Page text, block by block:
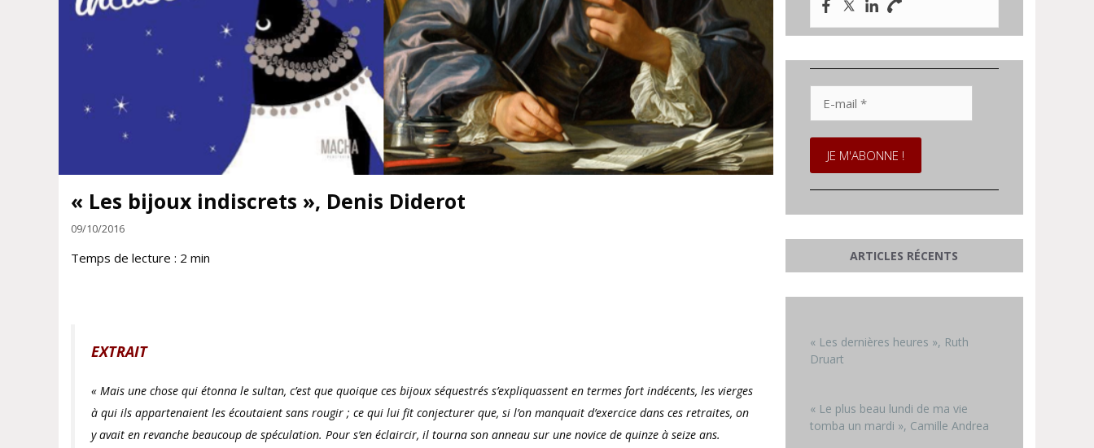
« Les bijoux indiscrets », Denis Diderot
09/10/2016
Temps de lecture : 2 min
EXTRAIT
« Mais une chose qui étonna le sultan, c’est que quoique ces bijoux séquestrés s’expliquassent en termes fort indécents, les vierges
à qui ils appartenaient les écoutaient sans rougir ; ce qui lui fit conjecturer que, si l’on manquait d’exercice dans ces retraites, on
y avait en revanche beaucoup de spéculation. Pour s’en éclaircir, il tourna son anneau sur une novice de quinze à seize ans.
mail
*
ARTICLES RÉCENTS
« Les dernières heures », Ruth
Druart
« Le plus beau lundi de ma vie
tomba un mardi », Camille Andrea